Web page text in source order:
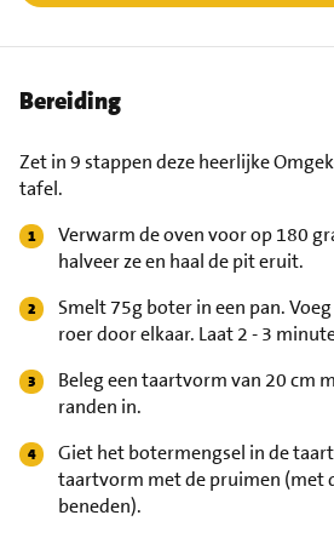
Bereiding
Zet in 9 stappen deze heerlijke
tafel.
Verwarm de oven voor op 180
halveer ze en haal de pit eruit.
Smelt 75g boter in een pan.
roer door elkaar. Laat 2 - 3
Beleg een taartvorm van 20 cm
randen in.
Giet het botermengsel in de
taartvorm met de pruimen (met
beneden).